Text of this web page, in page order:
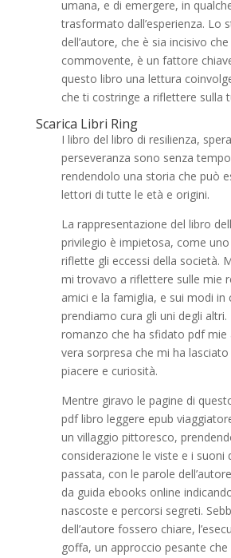
umana, e di emergere, in
trasformato dall’esperienza. Lo
dell’autore, che è sia incisivo
commovente, è un fattore
questo libro una lettura
che ti costringe a riflettere sulla
Scarica Libri Ring
I libro del libro di resilienza,
perseveranza sono senza
rendendolo una storia che può
lettori di tutte le età e origini.
La rappresentazione del libro
privilegio è impietosa, come
riflette gli eccessi della società.
mi trovavo a riflettere sulle mie
amici e la famiglia, e sui modi in
prendiamo cura gli uni degli altri.
romanzo che ha sfidato pdf mie
vera sorpresa che mi ha
piacere e curiosità.
Mentre giravo le pagine di
pdf libro leggere epub
un villaggio pittoresco,
considerazione le viste e i suoni
passata, con le parole
da guida ebooks online
nascoste e percorsi segreti.
dell’autore fossero chiare,
goffa, un approccio pesante